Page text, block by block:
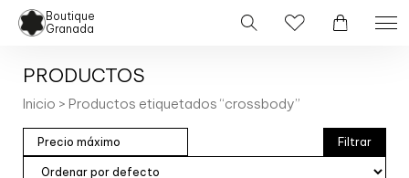
Boutique
Granada
PRODUCTOS
Inicio > Productos etiquetados “crossbody”
Filtrar